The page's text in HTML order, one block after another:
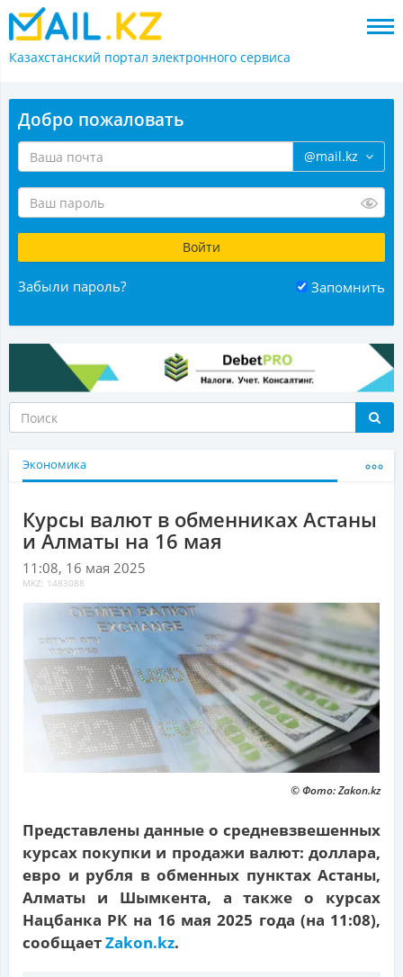
Казахстанский портал электронного сервиса
Добро пожаловать
@mail.kz
Забыли пароль? Запомнить
Экономика
Курсы валют в обменниках Астаны
и Алматы на 16 мая
11:08, 16 мая 2025
MKZ: 1483088
© Фото: Zakon.kz
Представлены данные о средневзвешенных
курсах покупки и продажи валют: доллара,
евро и рубля в обменных пунктах Астаны,
Алматы и Шымкента, а также о курсах
Нацбанка РК на 16 мая 2025 года (на 11:08),
сообщаетZakon.kz.